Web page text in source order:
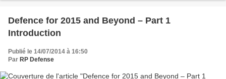
Defence for 2015 and Beyond – Part 1
Introduction
Publié le 14/07/2014 à 16:50
Par RP Defense